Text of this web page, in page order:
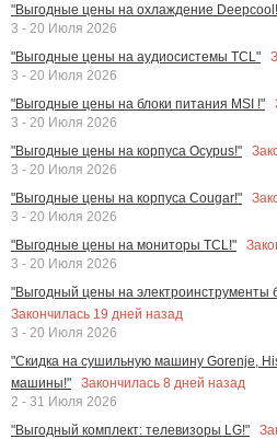
"Выгодные цены на охлаждение
3 - 20 Июля 2026
"Выгодные цены на аудиосистемы TCL"
3 - 20 Июля 2026
"Выгодные цены на блоки питания MSI !"
3 - 20 Июля 2026
"Выгодные цены на корпуса Ocypus!"
3 - 20 Июля 2026
"Выгодные цены на корпуса Cougar!"
3 - 20 Июля 2026
"Выгодные цены на мониторы TCL!"
3 - 20 Июля 2026
"Выгодный цены на электроинструменты
Закончилась 19 дней назад
3 - 20 Июля 2026
"Скидка на сушильную машину Gorenje,
машины!"
Закончилась 8 дней назад
2 - 31 Июля 2026
"Выгодный комплект: телевизоры LG!"